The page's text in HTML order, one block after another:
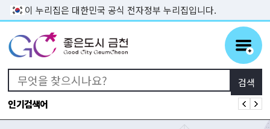
본문 바로가기
이 누리집은 대한민국 공식 전자정부 누리집입니다.
인기검색어